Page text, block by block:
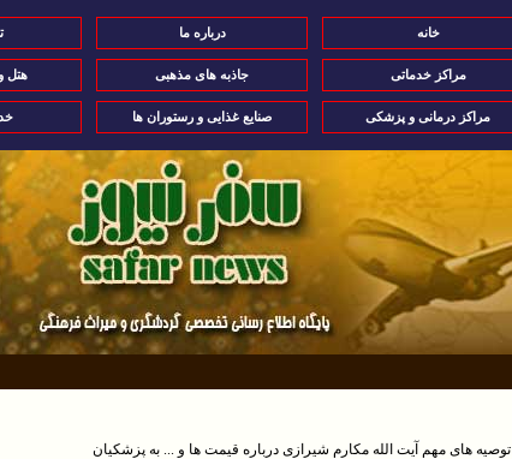
خانه درباره ما
مراکز خدماتی جاذبه های مذهبی هتل
مراکز درمانی و پزشکی صنایع غذایی و رستوران ها
توصیه های مهم آیت الله مکارم شیرازی درباره قیمت ها و ... به پزشکیان